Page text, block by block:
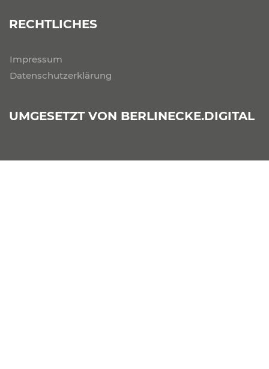
RECHTLICHES
Impressum
Datenschutzerklärung
UMGESETZT VON BERLINECKE.DIGITAL